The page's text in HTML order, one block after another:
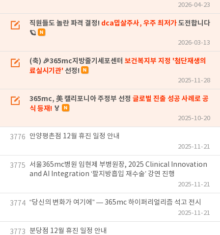
2026-04-23
직원들도 놀란 파격 결정! dca밉살주사, 우주 최저가도전합니다
🪐
2026-03-13
(축) 🎉365mc지방줄기세포센터 보건복지부 지정 '첨단재생의
료실시기관' 선정!
2025-11-28
365mc, 美 캘리포니아 주정부 선정 글로벌 진출 성공 사례로 공
식 등재! 🏅
2025-10-20
3776 안양평촌점 12월 휴진 일정 안내
2025-11-21
3775
서울365mc병원 임현제 부병원장, 2025 Clinical Innovation
and AI Integration ‘팔지방흡입 재수술’ 강연 진행
2025-11-21
3774 “당신의 변화가 여기에” — 365mc 하이퍼리얼리즘 석고 전시
2025-11-21
3773 분당점 12월 휴진 일정 안내